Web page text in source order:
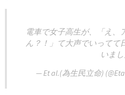
電車で女子高生が、「え、
ん？！」て大声でいってて
いまし
— Et al.(為生民立命)